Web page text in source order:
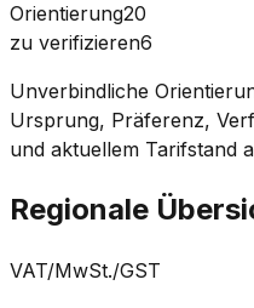
Orientierung20
zu verifizieren6
Unverbindliche
Ursprung, Präferenz,
und aktuellem Tarifstand
Regionale
VAT/MwSt./GST